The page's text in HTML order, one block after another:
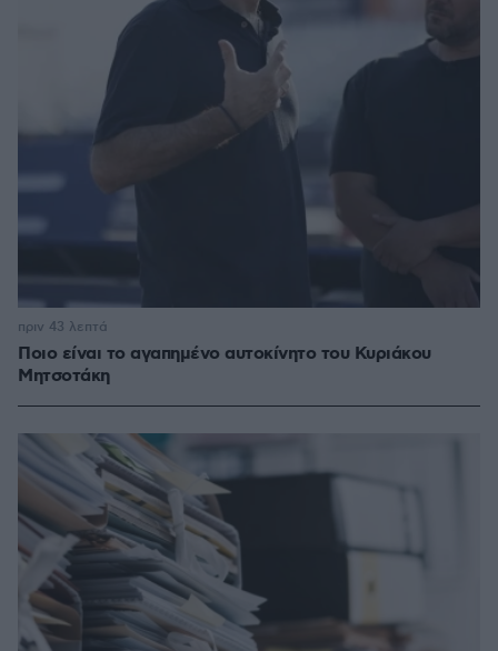
Ποιο είναι το αγαπημένο αυτοκίνητο του Κυριάκου
Μητσοτάκη
πριν 43 λεπτά